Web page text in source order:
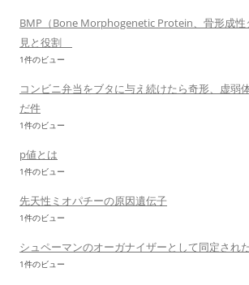
BMP（Bone Morphogenetic Protein、骨形成性
見と役割
1件のビュー
コンビニ弁当をブタに与え続けたら奇形、虚弱
だ件
1件のビュー
p値とは
1件のビュー
先天性ミオパチーの原因遺伝子
1件のビュー
シュペーマンのオーガナイザーとして同定され
1件のビュー